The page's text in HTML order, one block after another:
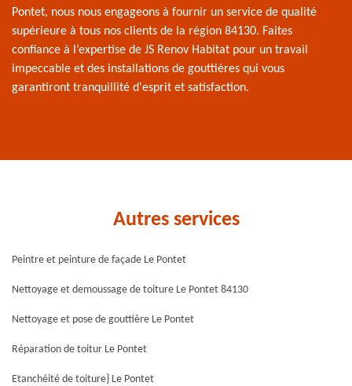
Pontet, nous nous engageons à fournir un service de qualité
supérieure à tous nos clients de la région 84130. Faites
confiance à l’expertise de JS Renov Habitat pour un travail
impeccable et des installations de gouttières qui vous
garantiront tranquillité d'esprit et satisfaction.
Autres services
Peintre et peinture de façade Le Pontet
Nettoyage et demoussage de toiture Le Pontet 84130
Nettoyage et pose de gouttière Le Pontet
Réparation de toitur Le Pontet
Etanchéité de toiture} Le Pontet